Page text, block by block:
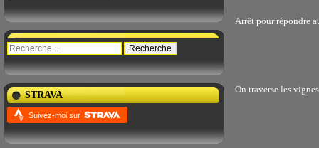
STRAVA
Suivez-moi sur
Arrêt pour répondre
On traverse les